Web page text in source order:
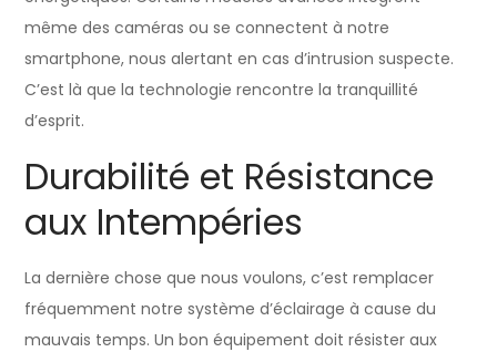
même des caméras ou se connectent à notre
smartphone, nous alertant en cas d’intrusion suspecte.
C’est là que la technologie rencontre la tranquillité
d’esprit.
Durabilité et Résistance
aux Intempéries
La dernière chose que nous voulons, c’est remplacer
fréquemment notre système d’éclairage à cause du
mauvais temps. Un bon équipement doit résister aux